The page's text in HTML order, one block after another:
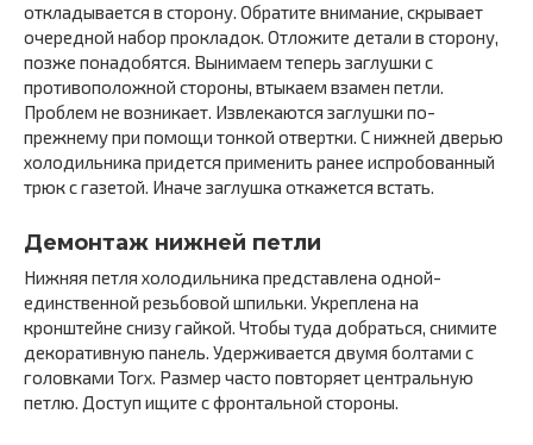
откладывается в сторону. Обратите внимание, скрывает
очередной набор прокладок. Отложите детали в сторону,
позже понадобятся. Вынимаем теперь заглушки с
противоположной стороны, втыкаем взамен петли.
Проблем не возникает. Извлекаются заглушки по-
прежнему при помощи тонкой отвертки. С нижней дверью
холодильника придется применить ранее испробованный
трюк с газетой. Иначе заглушка откажется встать.
Демонтаж нижней петли
Нижняя петля холодильника представлена одной-
единственной резьбовой шпильки. Укреплена на
кронштейне снизу гайкой. Чтобы туда добраться, снимите
декоративную панель. Удерживается двумя болтами с
головками Torx. Размер часто повторяет центральную
петлю. Доступ ищите с фронтальной стороны.